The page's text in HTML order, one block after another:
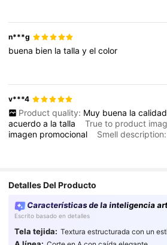
n***g
buena bien latallayelcolor
v***4
Product quality: Muy buena la calidad
acuerdoa latalla True to product
imagen promocional Smell description:
Detalles Del Producto
Características de la inteligencia
Escrito basado en detalles
Tela tejida: Textura estructurada con un